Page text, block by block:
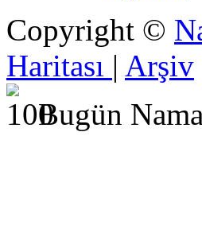
Copyright ©
Haritası | Arşiv
Bugün